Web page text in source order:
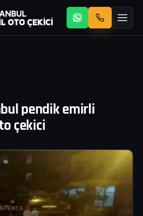
pendik emirli
çekici